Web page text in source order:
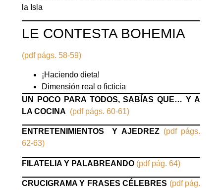
la Isla
LE CONTESTA BOHEMIA
(pdf págs. 58-59)
¡Haciendo dieta!
Dimensión real o ficticia
UN POCO PARA TODOS, SABÍAS QUE… Y A
LA COCINA (pdf págs. 60-61)
ENTRETENIMIENTOS Y AJEDREZ (pdf págs.
62-63)
FILATELIA Y PALABREANDO (pdf pág. 64)
CRUCIGRAMA Y FRASES CÉLEBRES (pdf pág.